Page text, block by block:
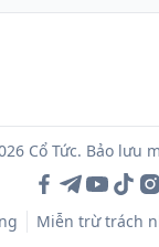
Cổ Tức. Bảo lưu
Miễn trừ trách